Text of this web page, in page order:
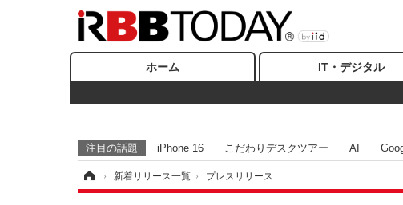
ホーム IT・デジタル
注目の話題 iPhone 16 こだわりデスクツアー AI
› 新着リリース一覧 › プレスリリース